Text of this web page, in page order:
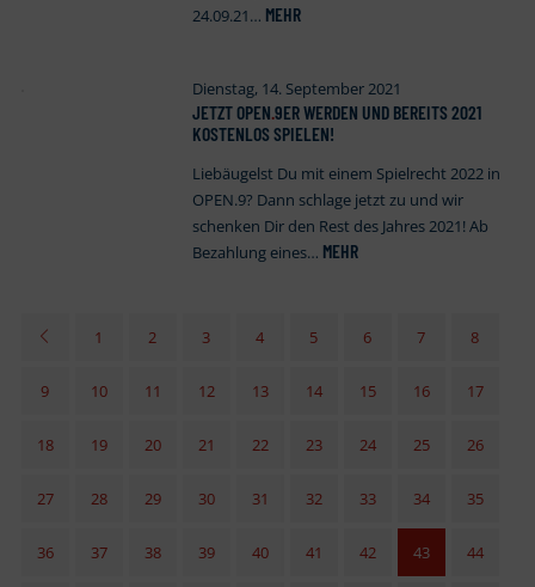
24.09.21… MEHR
Dienstag, 14. September 2021
JETZT OPEN.9ER WERDEN UND BEREITS 2021
KOSTENLOS SPIELEN!
Liebäugelst Du mit einem Spielrecht 2022 in
OPEN.9? Dann schlage jetzt zu und wir
schenken Dir den Rest des Jahres 2021! Ab
Bezahlung eines… MEHR
1 2 3 4 5 6 7 8
9 10 11 12 13 14 15 16 17
18 19 20 21 22 23 24 25 26
27 28 29 30 31 32 33 34 35
36 37 38 39 40 41 42 43 44